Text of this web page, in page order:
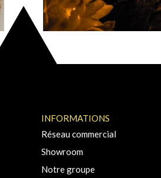
INFORMATIONS
Réseau commercial
Showroom
Notre groupe